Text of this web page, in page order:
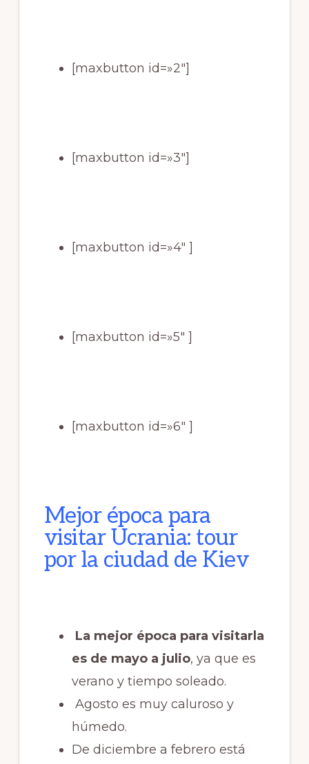
[maxbutton id=»2″]
[maxbutton id=»3″]
[maxbutton id=»4″ ]
[maxbutton id=»5″ ]
[maxbutton id=»6″ ]
Mejor época para
visitar Ucrania: tour
por la ciudad de Kiev
La mejor época para visitarla
es de mayo a julio, ya que es
verano y tiempo soleado.
Agosto es muy caluroso y
húmedo.
De diciembre a febrero está